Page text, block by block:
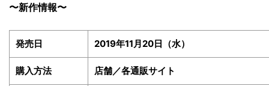
〜新作情報〜
発売日 2019年11月20日（水）
購入方法 店舗／各通販サイト